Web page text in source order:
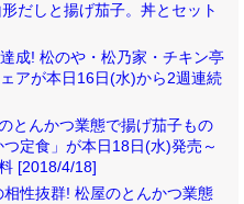
だしと揚げ茄子。丼とセット
成! 松のや・松乃家・チキン亭
アが本日16日(水)から2週連続
とんかつ業態で揚げ茄子もの
定食」が本日18日(水)発売～
[2018/4/18]
性抜群! 松屋のとんかつ業態